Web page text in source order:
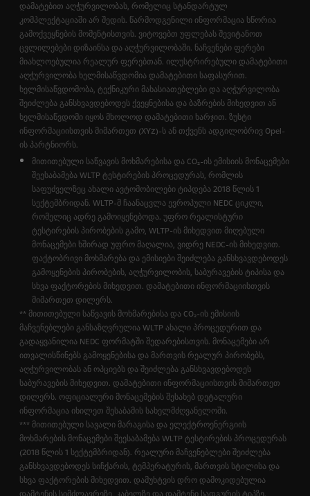
დამატებით აღჭურვილობას, რომელიც სტანდარტულ
კომპლექტაციაში არ შედის. წარმოდგენილი ინფორმაცია სწორია
გამოქვეყნების მომენტისთვის. ვიტოვებთ უფლებას შევიტანოთ
ცვლილებები დიზაინსა და აღჭურვილობაში. ნაჩვენები ფერები
მიახლოებულია რეალურ ფერებთან. ილუსტრირებული დამატებითი
აღჭურვილობა ხელმისაწვდომია დამატებითი საფასურით.
ხელმისაწვდომობა, ტექნიკური მახასიათებლები და აღჭურვილობა
შეიძლება განსხვავდებოდეს ქვეყნებისა და ბაზრების მიხედვით ან
ხელმისაწვდომი იყოს მხოლოდ დამატებითი ხარჯით. ზუსტი
ინფორმაციისთვის მიმართეთ (XYZ)-ს ან თქვენს ადგილობრივ Opel-
ის პარტნიორს.
მითითებული საწვავის მოხმარებისა და CO₂-ის ემისიის მონაცემები
შეესაბამება WLTP ტესტირების პროცედურას, რომლის
საფუძველზეც ახალი ავტომობილები ტიპდება 2018 წლის 1
სექტემბრიდან. WLTP-მ ჩაანაცვლა ევროპული NEDC ციკლი,
რომელიც ადრე გამოიყენებოდა. უფრო რეალისტური
ტესტირების პირობების გამო, WLTP-ის მიხედვით მიღებული
მონაცემები ხშირად უფრო მაღალია, ვიდრე NEDC-ის მიხედვით.
ფაქტობრივი მოხმარება და ემისიები შეიძლება განსხვავდებოდეს
გამოყენების პირობების, აღჭურვილობის, საბურავების ტიპისა და
სხვა ფაქტორების მიხედვით. დამატებითი ინფორმაციისთვის
მიმართეთ დილერს.
** მითითებული საწვავის მოხმარებისა და CO₂-ის ემისიის
მაჩვენებლები განსაზღვრულია WLTP ახალი პროცედურით და
გადაყვანილია NEDC ფორმატში შედარებისთვის. მონაცემები არ
ითვალისწინებს გამოყენებისა და მართვის რეალურ პირობებს,
აღჭურვილობას ან ოპციებს და შეიძლება განსხვავდებოდეს
საბურავების მიხედვით. დამატებითი ინფორმაციისთვის მიმართეთ
დილერს. ოფიციალური მონაცემების შესახებ დეტალური
ინფორმაცია იხილეთ შესაბამის სახელმძღვანელოში.
*** მითითებული სავალი მარაგისა და ელექტროენერგიის
მოხმარების მონაცემები შეესაბამება WLTP ტესტირების პროცედურას
(2018 წლის 1 სექტემბრიდან). რეალური მაჩვენებლები შეიძლება
განსხვავდებოდეს სიჩქარის, ტემპერატურის, მართვის სტილისა და
სხვა ფაქტორების მიხედვით. დამუხტვის დრო დამოკიდებულია
დამტენის სიმძლავრეზე, კაბელზე და დამტენი სადგურის ტიპზე.